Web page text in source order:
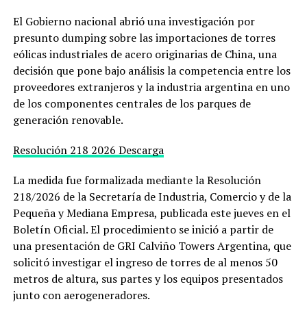
El Gobierno nacional abrió una investigación por
presunto dumping sobre las importaciones de torres
eólicas industriales de acero originarias de China, una
decisión que pone bajo análisis la competencia entre los
proveedores extranjeros y la industria argentina en uno
de los componentes centrales de los parques de
generación renovable.
Resolución 218 2026 Descarga
La medida fue formalizada mediante la Resolución
218/2026 de la Secretaría de Industria, Comercio y de la
Pequeña y Mediana Empresa, publicada este jueves en el
Boletín Oficial. El procedimiento se inició a partir de
una presentación de GRI Calviño Towers Argentina, que
solicitó investigar el ingreso de torres de al menos 50
metros de altura, sus partes y los equipos presentados
junto con aerogeneradores.